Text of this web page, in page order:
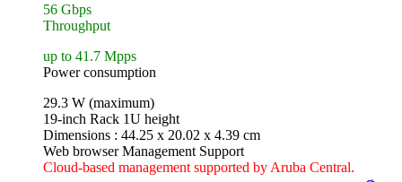
56 Gbps
Throughput
up to 41.7 Mpps
Power consumption
29.3 W (maximum)
19-inch Rack 1U height
Dimensions : 44.25 x 20.02 x 4.39 cm
Web browser Management Support
Cloud-based management supported by Aruba Central.